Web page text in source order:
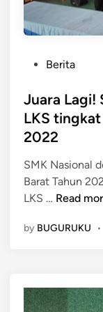
t
e
i
n
Berita
Juara Lagi!
LKS
2022
SMK Nasional
Barat Tahun
LKS … J
a
a
Read
by BUGURUKU •